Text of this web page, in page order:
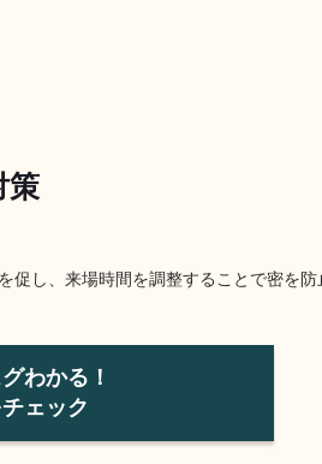
策
促し、来場時間を調整することで密を防
わかる！
ェック